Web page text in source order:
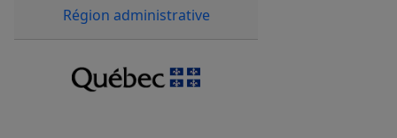
Région administrative